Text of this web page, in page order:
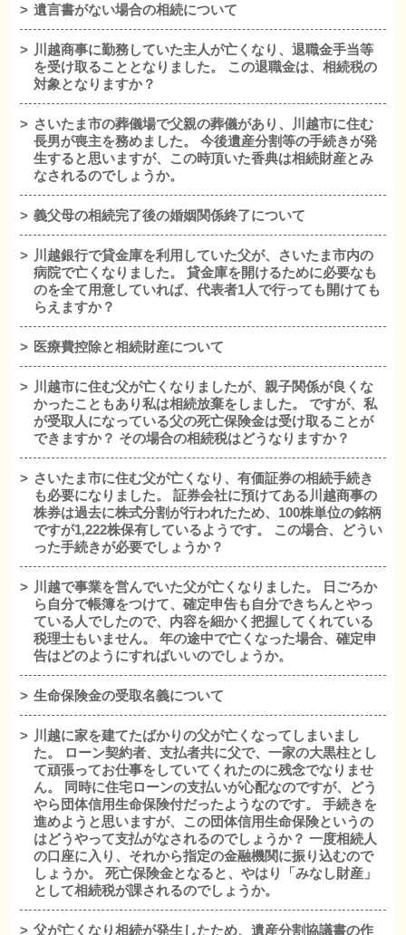
遺言書がない場合の相続について
川越商事に勤務していた主人が亡くなり、退職金手当等
を受け取ることとなりました。 この退職金は、相続税の
対象となりますか？
さいたま市の葬儀場で父親の葬儀があり、川越市に住む
長男が喪主を務めました。 今後遺産分割等の手続きが発
生すると思いますが、この時頂いた香典は相続財産とみ
なされるのでしょうか。
義父母の相続完了後の婚姻関係終了について
川越銀行で貸金庫を利用していた父が、さいたま市内の
病院で亡くなりました。 貸金庫を開けるために必要なも
のを全て用意していれば、代表者1人で行っても開けても
らえますか？
医療費控除と相続財産について
川越市に住む父が亡くなりましたが、親子関係が良くな
かったこともあり私は相続放棄をしました。 ですが、私
が受取人になっている父の死亡保険金は受け取ることが
できますか？ その場合の相続税はどうなりますか？
さいたま市に住む父が亡くなり、有価証券の相続手続き
も必要になりました。 証券会社に預けてある川越商事の
株券は過去に株式分割が行われたため、100株単位の銘柄
ですが1,222株保有しているようです。 この場合、どうい
った手続きが必要でしょうか？
川越で事業を営んでいた父が亡くなりました。 日ごろか
ら自分で帳簿をつけて、確定申告も自分できちんとやっ
ている人でしたので、内容を細かく把握してくれている
税理士もいません。 年の途中で亡くなった場合、確定申
告はどのようにすればいいのでしょうか。
生命保険金の受取名義について
川越に家を建てたばかりの父が亡くなってしまいまし
た。 ローン契約者、支払者共に父で、一家の大黒柱とし
て頑張ってお仕事をしていてくれたのに残念でなりませ
ん。 同時に住宅ローンの支払いが心配なのですが、どう
やら団体信用生命保険付だったようなのです。 手続きを
進めようと思いますが、この団体信用生命保険というの
はどうやって支払がなされるのでしょうか？ 一度相続人
の口座に入り、それから指定の金融機関に振り込むので
しょうか。 死亡保険金となると、やはり「みなし財産」
として相続税が課されるのでしょうか。
父が亡くなり相続が発生したため、遺産分割協議書の作